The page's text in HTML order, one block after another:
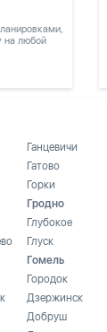
на любой
Ганцевичи
Гатово
Горки
Гродно
Глубокое
Глуск
Гомель
Городок
Дзержинск
Добруш